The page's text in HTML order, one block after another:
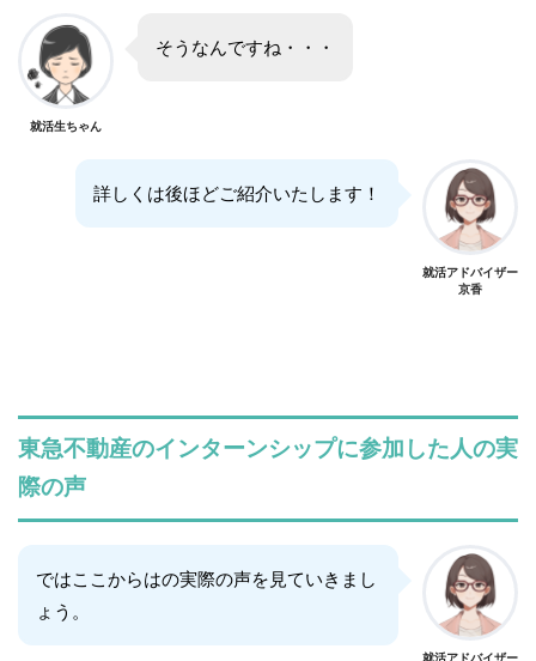
就活生ちゃん
そうなんですね・・・
詳しくは後ほどご紹介いたします！
就活アドバイザー
京香
東急不動産のインターンシップに参加した人の実
際の声
ではここからはの実際の声を見ていきまし
ょう。
就活アドバイザー